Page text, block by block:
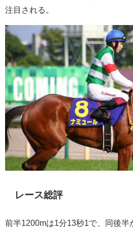
注目される。
レース総評
前半1200mは1分13秒1で、同後半